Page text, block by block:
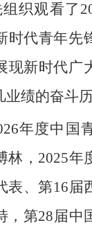
织观看了
时代青年先
现新时代广
绩的奋斗历
年度中国
林，2025年
表、第16届
，第28届中